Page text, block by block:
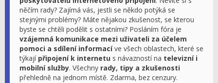
něčím rady? Zajímá vás, jestli se někdo potýká se
stejnými problémy? Máte nějakou zkušenost, se kterou
byste se chtěli podělit s ostatními? Posláním fóra je
vzájemná komunikace mezi uživateli za účelem
pomoci a sdílení informacíve všech oblastech, které se
týkají připojení k internetu s návazností na televizní i
mobilní služby. Všechny rady, tipy a zkušenosti
přehledně na jednom místě. Zdarma, bez cenzury.